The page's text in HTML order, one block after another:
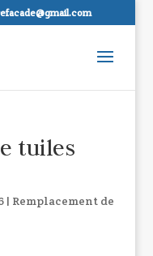
tuiles
| Remplacement de